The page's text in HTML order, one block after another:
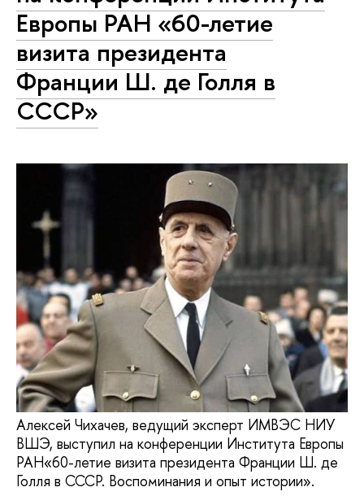
Европы РАН «60-летие
визита президента
Франции Ш. де Голля в
СССР»
Алексей Чихачев, ведущий эксперт ИМВЭС НИУ
ВШЭ, выступил на конференции Института Европы
РАН«60-летие визита президента Франции Ш. де
Голля в СССР. Воспоминания и опыт истории».